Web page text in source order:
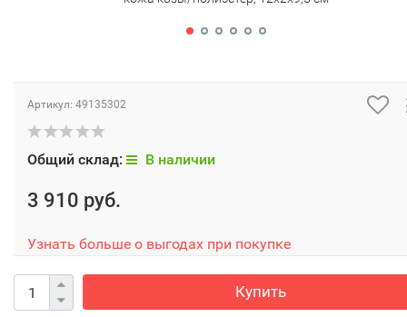
Артикул: 49135302
Общий склад: В наличии
3 910 руб.
Узнать больше о выгодах при покупке
Купить